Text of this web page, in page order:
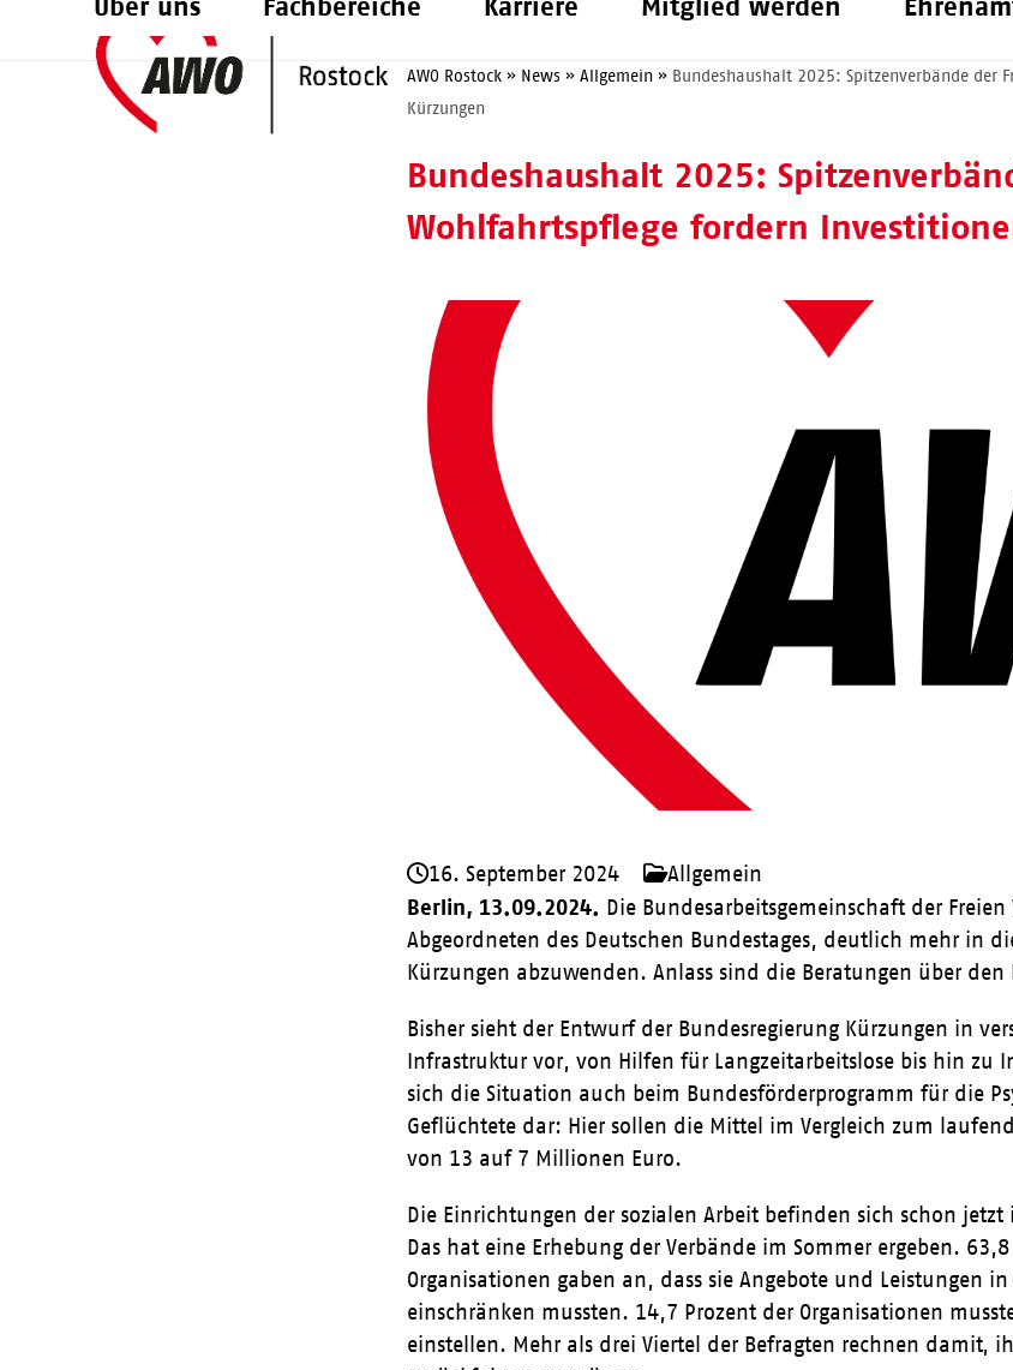
Über uns Fachbereiche Karriere Mitglied werden
AWO Rostock » News »Allgemein » Bundeshaushalt 2025: Spitzenverbände der
Kürzungen
Bundeshaushalt 2025:
Wohlfahrtspflege fordern
16. September 2024 Allgemein
Berlin, 13.09.2024. Die Bundesarbeitsgemeinschaft der
Abgeordneten des Deutschen Bundestages, deutlich mehr in
Kürzungen abzuwenden. Anlass sind die Beratungen über
Bisher sieht der Entwurf der Bundesregierung Kürzungen in
Infrastruktur vor, von Hilfen für Langzeitarbeitslose bis hin zu
sich die Situation auch beim Bundesförderprogramm für die
Geflüchtete dar: Hier sollen die Mittel im Vergleich zum
von 13 auf 7 Millionen Euro.
Die Einrichtungen der sozialen Arbeit befinden sich schon
Das hat eine Erhebung der Verbände im Sommer ergeben.
Organisationen gaben an, dass sie Angebote und Leistungen
einschränken mussten. 14,7 Prozent der Organisationen
einstellen. Mehr als drei Viertel der Befragten rechnen damit,